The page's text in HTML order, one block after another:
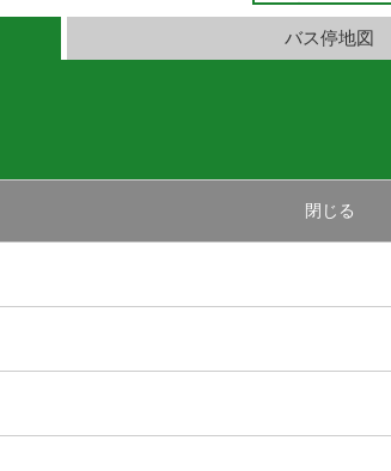
バス停地図
閉じる